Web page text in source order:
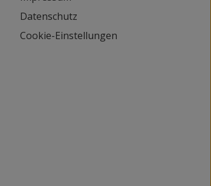
Datenschutz
Cookie-Einstellungen